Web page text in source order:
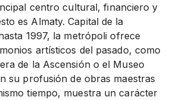
centro cultural, financiero y
es Almaty. Capital de la
1997, la metrópoli ofrece
artísticos del pasado, como
de la Ascensión o el Museo
su profusión de obras maestras
tiempo, muestra un carácter